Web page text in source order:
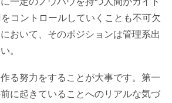
コントロールしていくことも不可欠
おいて、そのポジションは管理系出
。
る努力をすることが大事です。第一
に起きていることへのリアルな気づ